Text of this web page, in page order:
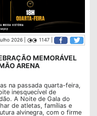
2026 | 1147 |
MEMORÁVEL
ARENA
na passada quarta-feira,
inesquecível de
A Noite de Gala do
de atletas, famílias e
alvinegra, com o firme